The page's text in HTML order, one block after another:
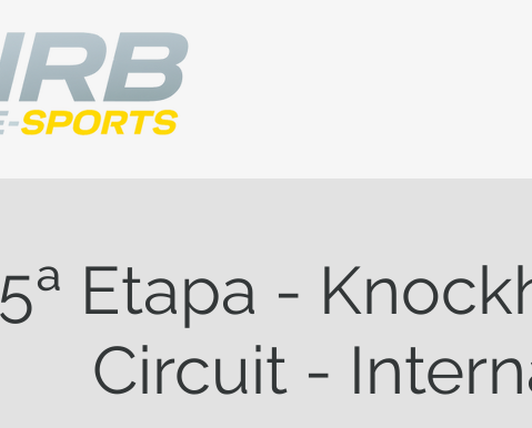
5ª Etapa -
Circuit -